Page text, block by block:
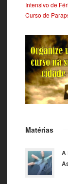
Intensivo de
Curso de
Matérias
A